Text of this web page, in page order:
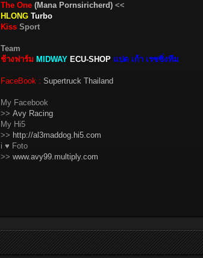
The One (Mana Pornsiricherd) <<
HLONG Turbo
Kiss Sport
Team
ช้างฟาร์ม MIDWAY ECU-SHOP แปด เก้า เรซซิ่งทีม
FaceBook : Supertruck Thailand
My Facebook
>> Avy Racing
My Hi5
>> http://al3maddog.hi5.com
i ♥ Foto
>> www.avy99.multiply.com